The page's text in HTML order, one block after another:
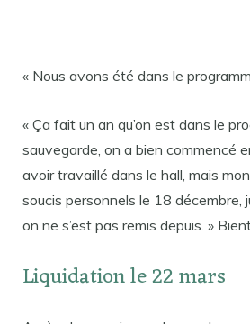
« Nous avons été dans le
« Ça fait un an qu’on est dans le
sauvegarde, on a bien commencé
avoir travaillé dans le hall, mais
soucis personnels le 18 décembre,
on ne s’est pas remis depuis. »
Liquidation le 22 mars